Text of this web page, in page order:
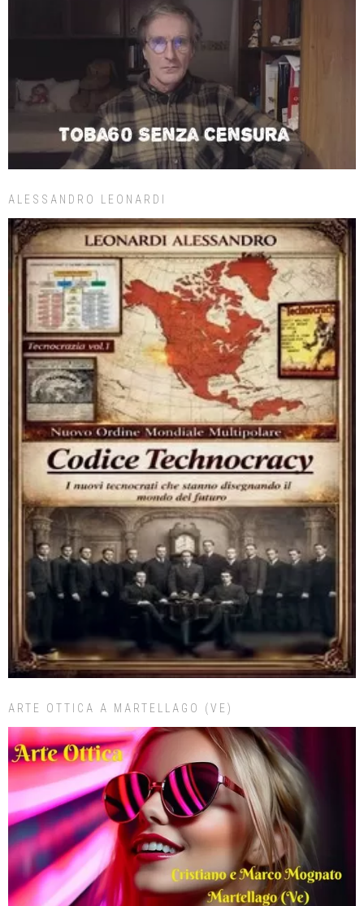
ALESSANDRO LEONARDI
ARTE OTTICA A MARTELLAGO (VE)